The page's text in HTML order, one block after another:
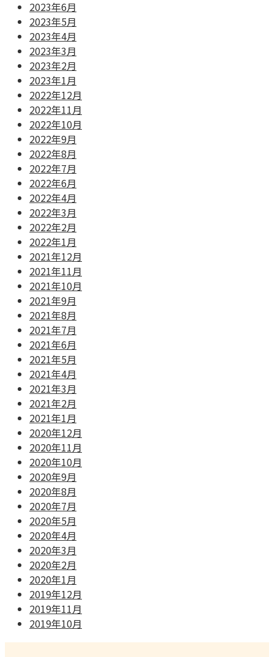
2023年6月
2023年5月
2023年4月
2023年3月
2023年2月
2023年1月
2022年12月
2022年11月
2022年10月
2022年9月
2022年8月
2022年7月
2022年6月
2022年4月
2022年3月
2022年2月
2022年1月
2021年12月
2021年11月
2021年10月
2021年9月
2021年8月
2021年7月
2021年6月
2021年5月
2021年4月
2021年3月
2021年2月
2021年1月
2020年12月
2020年11月
2020年10月
2020年9月
2020年8月
2020年7月
2020年5月
2020年4月
2020年3月
2020年2月
2020年1月
2019年12月
2019年11月
2019年10月